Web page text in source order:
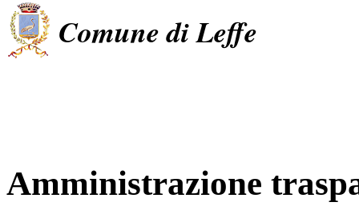
Comune di Leffe
Amministrazione